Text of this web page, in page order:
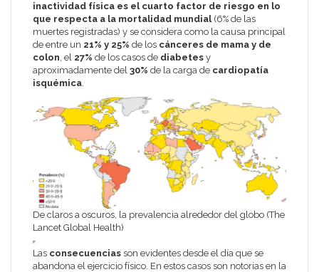
inactividad física es el cuarto factor de riesgo en lo
que respecta a la mortalidad mundial(6% de las
muertes registradas) y se considera como la causa principal
de entre un 21% y 25% de los cánceres de mama y de
colon, el 27% de los casos de diabetes y
aproximadamente del 30% de la carga de cardiopatía
isquémica.
De claros a oscuros, la prevalencia alrededor del globo (The
Lancet Global Health)
Las consecuencias son evidentes desde el día que se
abandona el ejercicio físico. En estos casos son notorias en la